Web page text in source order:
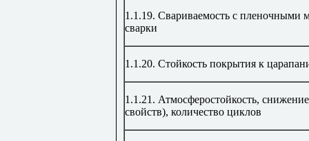
1.1.19. Свариваемость с пленочными
сварки
1.1.20. Стойкость покрытия к
1.1.21. Атмосферостойкость,
свойств), количество циклов